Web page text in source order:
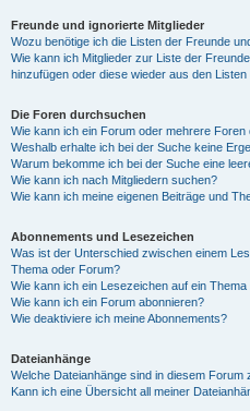
Freunde und ignorierte Mitglieder
Wozu benötige ich die Listen der Freunde
Wie kann ich Mitglieder zur Liste der
hinzufügen oder diese wieder aus den Listen
Die Foren durchsuchen
Wie kann ich ein Forum oder mehrere
Weshalb erhalte ich bei der Suche keine
Warum bekomme ich bei der Suche eine
Wie kann ich nach Mitgliedern suchen?
Wie kann ich meine eigenen Beiträge und
Abonnements und Lesezeichen
Was ist der Unterschied zwischen einem
Thema oder Forum?
Wie kann ich ein Lesezeichen auf ein
Wie kann ich ein Forum abonnieren?
Wie deaktiviere ich meine Abonnements?
Dateianhänge
Welche Dateianhänge sind in diesem Forum
Kann ich eine Übersicht all meiner